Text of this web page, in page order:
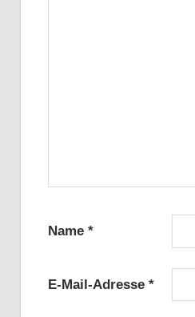
Name *
E-Mail-Adresse *